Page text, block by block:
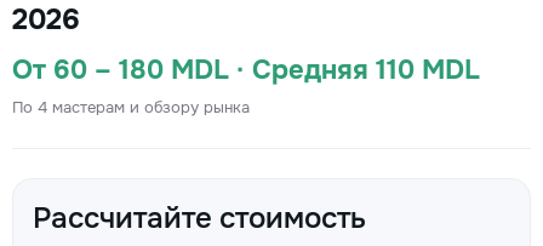
2026
От 60 – 180 MDL · Средняя 110 MDL
По 4 мастерам и обзору рынка
Рассчитайте стоимость